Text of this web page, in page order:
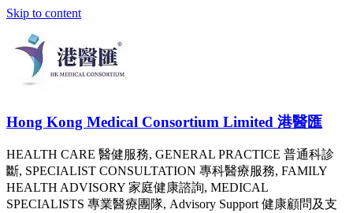
Skip to content
Hong Kong Medical Consortium Limited 港醫匯
HEALTH CARE 醫健服務, GENERAL PRACTICE 普通科診
斷, SPECIALIST CONSULTATION 專科醫療服務, FAMILY
HEALTH ADVISORY 家庭健康諮詢, MEDICAL
SPECIALISTS 專業醫療團隊, Advisory Support 健康顧問及支